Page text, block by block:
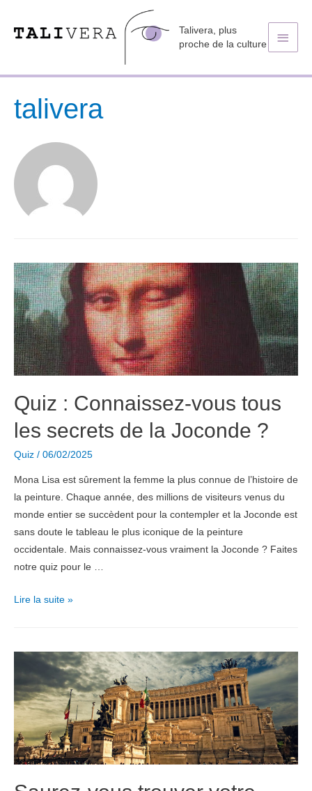
Talivera, plus
proche de la culture
Menu
talivera
Quiz : Connaissez-vous tous
les secrets de la Joconde ?
Quiz / 06/02/2025
Mona Lisa est sûrement la femme la plus connue de l’histoire de
la peinture. Chaque année, des millions de visiteurs venus du
monde entier se succèdent pour la contempler et la Joconde est
sans doute le tableau le plus iconique de la peinture
occidentale. Mais connaissez-vous vraiment la Joconde ? Faites
notre quiz pour le …
Quiz
vous
les
secrets
de
la
Joconde
Lire la suite »